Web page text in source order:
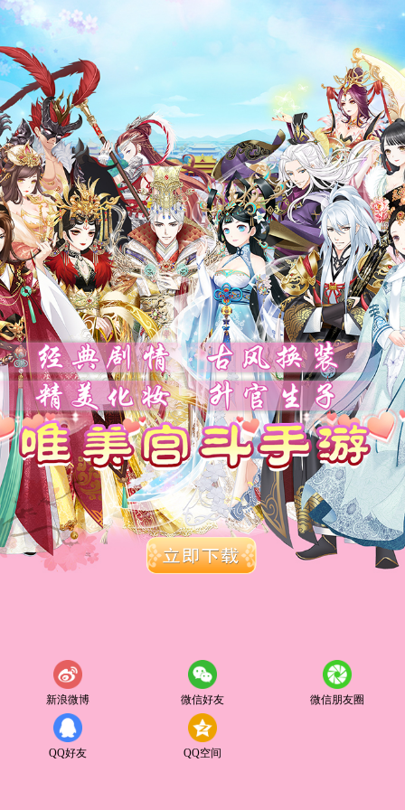
新浪微博 微信好友 微信朋友圈
QQ好友 QQ空间